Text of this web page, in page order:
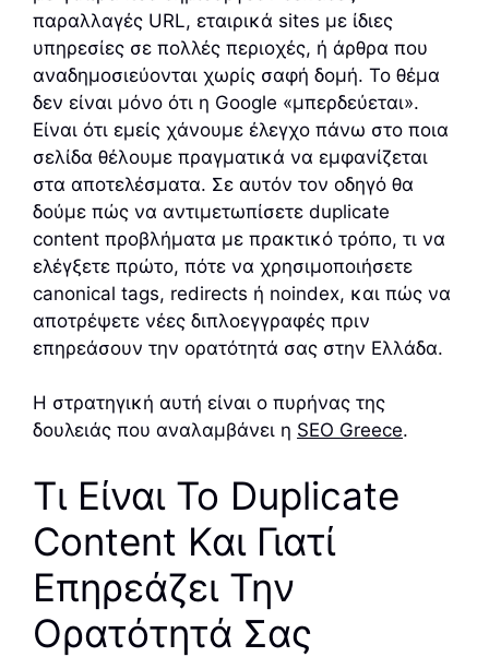
παραλλαγές URL, εταιρικά sites με ίδιες
υπηρεσίες σε πολλές περιοχές, ή άρθρα που
αναδημοσιεύονται χωρίς σαφή δομή. Το θέμα
δεν είναι μόνο ότι η Google «μπερδεύεται».
Είναι ότι εμείς χάνουμε έλεγχο πάνω στο ποια
σελίδα θέλουμε πραγματικά να εμφανίζεται
στα αποτελέσματα. Σε αυτόν τον οδηγό θα
δούμε πώς να αντιμετωπίσετε duplicate
content προβλήματα με πρακτικό τρόπο, τι να
ελέγξετε πρώτο, πότε να χρησιμοποιήσετε
canonical tags, redirects ή noindex, και πώς να
αποτρέψετε νέες διπλοεγγραφές πριν
επηρεάσουν την ορατότητά σας στην Ελλάδα.
Η στρατηγική αυτή είναι ο πυρήνας της
δουλειάς που αναλαμβάνει η SEO Greece.
Τι Είναι Το Duplicate
Content Και Γιατί
Επηρεάζει Την
Ορατότητά Σας